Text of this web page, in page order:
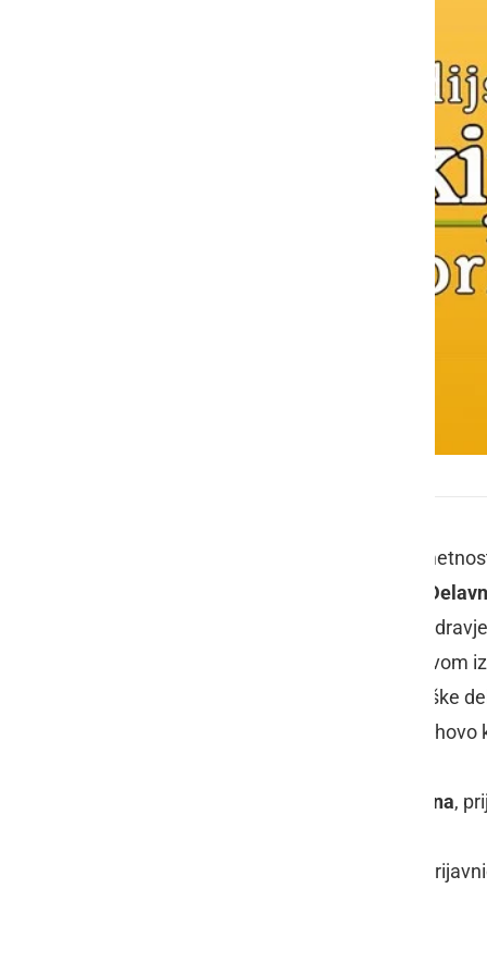
Center DUO – Center domače in
dijakinjam SV Slovenije (Spodnje
delavnici Centra DUO pod
udeležili tudi ekskurzij v druge kovaške
prejeli ob prijavi, ko bo tudi znano
brezplačna,
V priponkah sta priložena vabilo in